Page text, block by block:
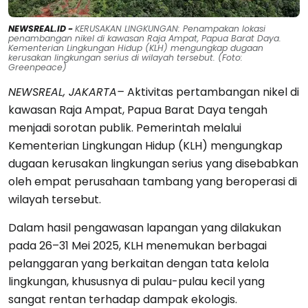
NEWSREAL.ID -KERUSAKAN LINGKUNGAN: Penampakan lokasi
penambangan nikel di kawasan Raja Ampat, Papua Barat Daya.
Kementerian Lingkungan Hidup (KLH) mengungkap dugaan
kerusakan lingkungan serius di wilayah tersebut. (Foto:
Greenpeace)
NEWSREAL, JAKARTA– Aktivitas pertambangan nikel di
kawasan Raja Ampat, Papua Barat Daya tengah
menjadi sorotan publik. Pemerintah melalui
Kementerian Lingkungan Hidup (KLH) mengungkap
dugaan kerusakan lingkungan serius yang disebabkan
oleh empat perusahaan tambang yang beroperasi di
wilayah tersebut.
Dalam hasil pengawasan lapangan yang dilakukan
pada 26–31 Mei 2025, KLH menemukan berbagai
pelanggaran yang berkaitan dengan tata kelola
lingkungan, khususnya di pulau-pulau kecil yang
sangat rentan terhadap dampak ekologis.